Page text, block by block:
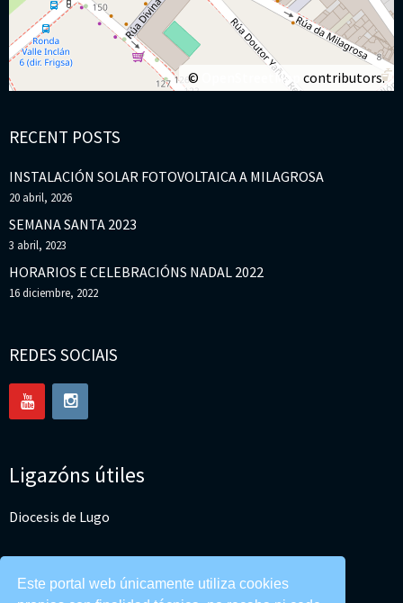
Este portal web únicamente utiliza cookies
© OpenStreetMap contributors.
RECENT POSTS
INSTALACIÓN SOLAR FOTOVOLTAICA A MILAGROSA
20 abril, 2026
SEMANA SANTA 2023
3 abril, 2023
HORARIOS E CELEBRACIÓNS NADAL 2022
16 diciembre, 2022
REDES SOCIAIS
Ligazóns útiles
Diocesis de Lugo
Conferencia Episcopal Española